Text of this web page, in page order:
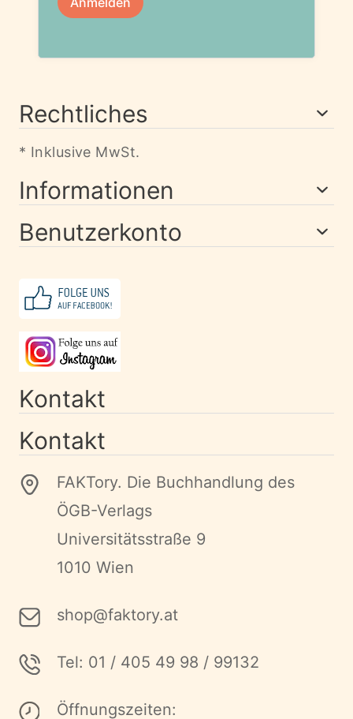
Rechtliches
* Inklusive MwSt.
Informationen
Benutzerkonto
Kontakt
Kontakt
FAKTory. Die Buchhandlung des
ÖGB-Verlags
Universitätsstraße 9
1010 Wien
shop@faktory.at
Tel: 01 / 405 49 98 / 99132
Öffnungszeiten: